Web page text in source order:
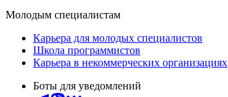
Молодым специалистам
Карьера для молодых специалистов
Школа программистов
Карьера в некоммерческих организациях
Боты для уведомлений